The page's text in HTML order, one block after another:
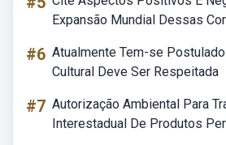
Expansão Mundial Dessas
#6 Atualmente Tem-se
Cultural Deve Ser Respeitada
#7 Autorização Ambiental Para
Interestadual De Produtos